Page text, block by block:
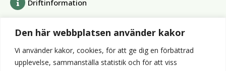
Den här webbplatsen använder kakor
Vi använder kakor, cookies, för att ge dig en förbättrad
upplevelse, sammanställa statistik och för att viss
Driftinformation
Alvesta Renhållnings AB
Alvesta Energi AB
AllboHus Bostad AB